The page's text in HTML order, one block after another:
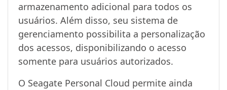
armazenamento adicional para todos os
usuários. Além disso, seu sistema de
gerenciamento possibilita a personalização
dos acessos, disponibilizando o acesso
somente para usuários autorizados.
O Seagate Personal Cloud permite ainda